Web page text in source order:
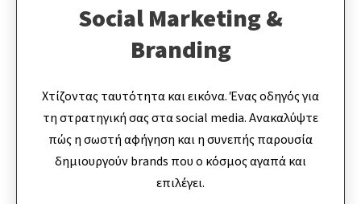
Social Marketing &
Branding
Χτίζοντας ταυτότητα και εικόνα. Ένας οδηγός για
τη στρατηγική σας στα social media. Ανακαλύψτε
πώς η σωστή αφήγηση και η συνεπής παρουσία
δημιουργούν brands που ο κόσμος αγαπά και
επιλέγει.